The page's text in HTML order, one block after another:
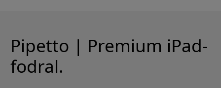
Pipetto | Premium iPad-
fodral.